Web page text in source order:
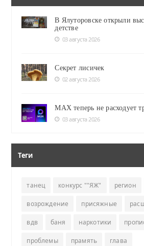
В Ялуторовске открыли
детстве
03 августа 2026
Секрет лисичек
02 августа 2026
MAX теперь не расходует
03 августа 2026
Теги
танец конкурс ""ЯЖ" регион
возрождение присяжные
вдв баня наркотики
проблемы прамять глава